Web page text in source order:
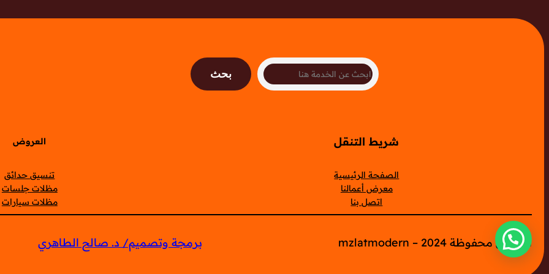
بحث
شريط التنقل
الصفحة الرئيسية
معرض أعمالنا
اتصل بنا
العروض
تنسيق حدائق
مظلات جلسات
مظلات سيارات
الحقوق محفوظة mzlatmodern – 2024 برمجة وتصميم/ د. صالح الطاهري